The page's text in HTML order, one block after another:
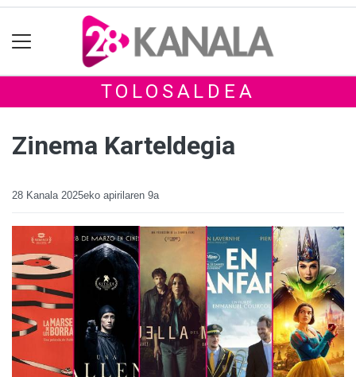
TOLOSALDEA
Zinema Karteldegia
28 Kanala 2025eko apirilaren 9a